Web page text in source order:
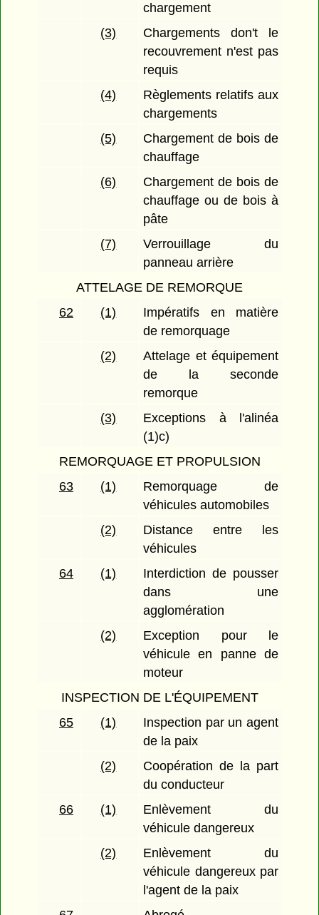
chargement
(3)
Chargements don't le
recouvrement n'est pas
requis
(4)
Règlements relatifs aux
chargements
(5)
Chargement de bois de
chauffage
(6)
Chargement de bois de
chauffage ou de bois à
pâte
(7)
Verrouillage du
panneau arrière
ATTELAGE DE REMORQUE
62
(1)
Impératifs en matière
de remorquage
(2)
Attelage et équipement
de la seconde
remorque
(3)
Exceptions à l'alinéa
(1)c)
REMORQUAGE ET PROPULSION
63
(1)
Remorquage de
véhicules automobiles
(2)
Distance entre les
véhicules
64
(1)
Interdiction de pousser
dans une
agglomération
(2)
Exception pour le
véhicule en panne de
moteur
INSPECTION DE L'ÉQUIPEMENT
65
(1)
Inspection par un agent
de la paix
(2)
Coopération de la part
du conducteur
66
(1)
Enlèvement du
véhicule dangereux
(2)
Enlèvement du
véhicule dangereux par
l'agent de la paix